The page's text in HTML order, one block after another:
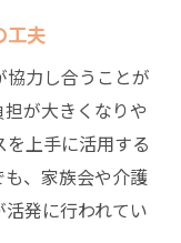
工夫
力し合うことが
が大きくなりや
上手に活用する
、家族会や介護
発に行われてい